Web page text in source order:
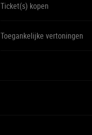
Ticket(s) kopen
Toegankelijke vertoningen